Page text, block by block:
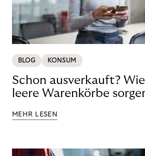
BLOG KONSUM
Schon ausverkauft?
leere Warenkörbe
MEHR LESEN